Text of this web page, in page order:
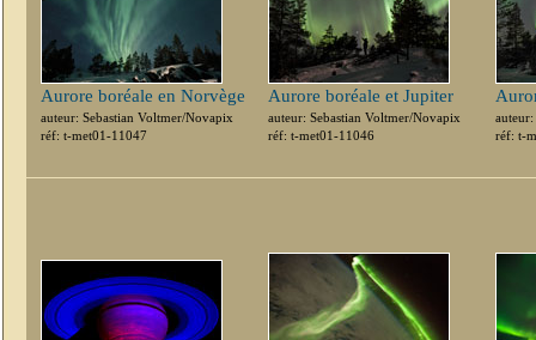
Aurore boréale en Norvège
auteur: Sebastian Voltmer/Novapix
réf: t-met01-11047
Aurore boréale et Jupiter
auteur: Sebastian Voltmer/Novapix
réf: t-met01-11046
réf: t-